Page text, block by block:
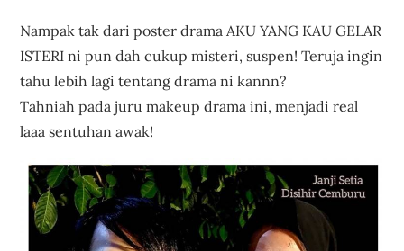
Nampak tak dari poster drama AKU YANG KAU GELAR
ISTERI ni pun dah cukup misteri, suspen! Teruja ingin
tahu lebih lagi tentang drama ni kannn?
Tahniah pada juru makeup drama ini, menjadi real
laaa sentuhan awak!